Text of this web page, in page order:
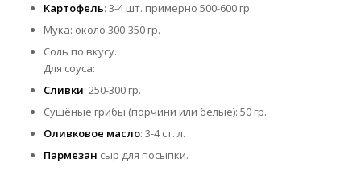
Картофель: 3-4 шт. примерно 500-600 гр.
Мука: около 300-350 гр.
Соль по вкусу.
Для соуса:
Сливки: 250-300 гр.
Сушёные грибы (порчини или белые): 50 гр.
Оливковое масло: 3-4 ст. л.
Пармезан сыр для посыпки.